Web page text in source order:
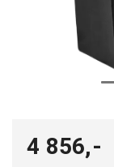
4 856,-